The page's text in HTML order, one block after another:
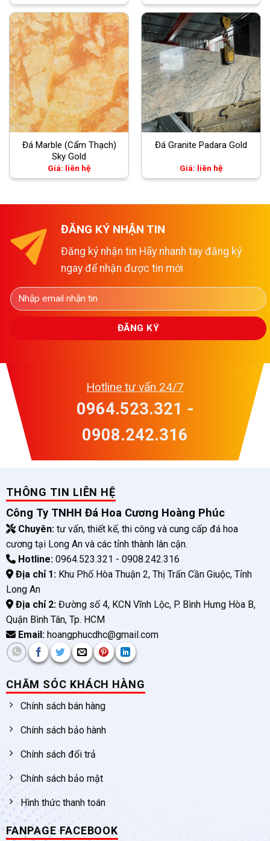
Đá Marble (Cẩm Thạch)
Sky Gold
Giá: liên hệ
Đá Granite Padara Gold
Giá: liên hệ
ĐĂNG KÝ NHẬN TIN
Đăng ký nhận tin Hãy nhanh tay đăng ký
ngay để nhận được tin mới
Hotline tư vấn 24/7
0964.523.321 -
0908.242.316
THÔNG TIN LIÊN HỆ
Công Ty TNHH Đá Hoa Cương Hoàng Phúc
Chuyên:tư vấn, thiết kế, thi công và cung cấp đá hoa
cương tại Long An và các tỉnh thành lân cận.
Hotline:0964.523.321 - 0908.242.316
Địa chỉ 1:Khu Phố Hòa Thuận 2, Thị Trấn Cần Giuộc, Tỉnh
Long An
Địa chỉ 2:Đường số 4, KCN Vĩnh Lộc, P. Bình Hưng Hòa B,
Quận Bình Tân, Tp. HCM
Email:hoangphucdhc@gmail.com
CHĂM SÓC KHÁCH HÀNG
Chính sách bán hàng
Chính sách bảo hành
Chính sách đổi trả
Chính sách bảo mật
Hình thức thanh toán
FANPAGE FACEBOOK